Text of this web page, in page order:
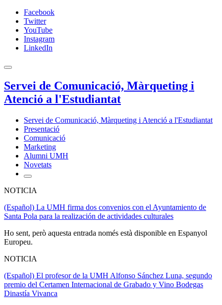
Facebook
Twitter
YouTube
Instagram
LinkedIn
Servei de Comunicació, Màrqueting i
Atenció a l'Estudiantat
Servei de Comunicació, Màrqueting i Atenció a l'Estudiantat
Presentació
Comunicació
Marketing
Alumni UMH
Novetats
NOTICIA
(Español) La UMH firma dos convenios con el Ayuntamiento de
Santa Pola para la realización de actividades culturales
Ho sent, però aquesta entrada només està disponible en Espanyol
Europeu.
NOTICIA
(Español) El profesor de la UMH Alfonso Sánchez Luna, segundo
premio del Certamen Internacional de Grabado y Vino Bodegas
Dinastía Vivanca